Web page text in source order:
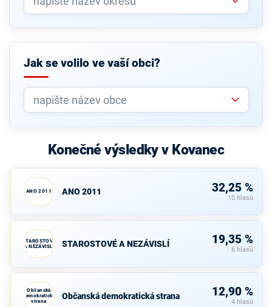
Jak se volilo ve vaší obci?
Konečné výsledky v Kovanec
ANO 2011 ANO 2011 32,25 %
10 hlasů
STAROSTOVÉ
A NEZÁVISLÍ
STAROSTOVÉ A NEZÁVISLÍ 19,35 %
6 hlasů
Občanská
demokratická
strana
Občanská demokratická strana 12,90 %
4 hlasů